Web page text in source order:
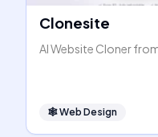
Clonesite
AI Website Cloner
🕸Web Design